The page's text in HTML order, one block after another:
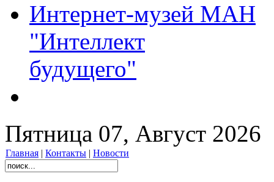
Интернет-музей МАН
"Интеллект
будущего"
Пятница 07, Август 2026
Главная | Контакты | Новости